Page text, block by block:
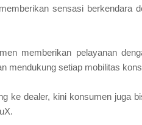
sensasi berkendara
memberikan pelayanan
mendukung setiap mobilitas
ke dealer, kini konsumen juga